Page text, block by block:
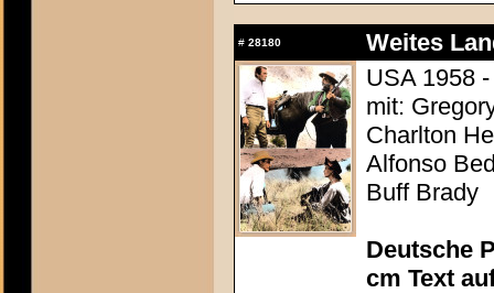
# 28180
Weites
USA 1958
mit:
Charlton
Alfonso
Buff Brady
Deutsche
cm Text